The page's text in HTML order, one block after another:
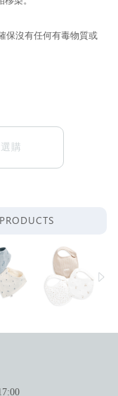
保沒有任何有毒物質或
購